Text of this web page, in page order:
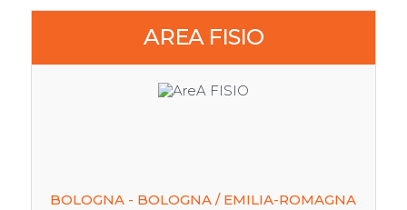
AREA FISIO
BOLOGNA - BOLOGNA / EMILIA-ROMAGNA